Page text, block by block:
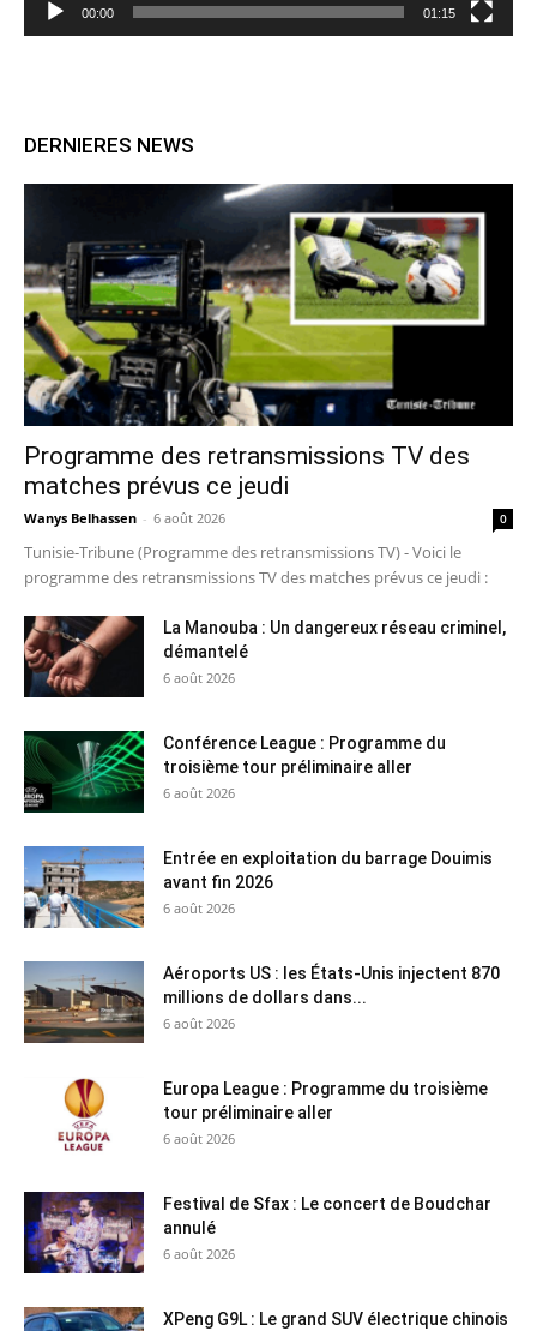
00:00 01:15
DERNIERES NEWS
Programme des retransmissions TV des
matches prévus ce jeudi
Wanys Belhassen - 6 août 2026 0
Tunisie-Tribune (Programme des retransmissions TV) - Voici le
programme des retransmissions TV des matches prévus ce jeudi :
La Manouba : Un dangereux réseau criminel,
démantelé
6 août 2026
Conférence League : Programme du
troisième tour préliminaire aller
6 août 2026
Entrée en exploitation du barrage Douimis
avant fin 2026
6 août 2026
Aéroports US : les États-Unis injectent 870
millions de dollars dans...
6 août 2026
Europa League : Programme du troisième
tour préliminaire aller
6 août 2026
Festival de Sfax : Le concert de Boudchar
annulé
6 août 2026
XPeng G9L : Le grand SUV électrique chinois